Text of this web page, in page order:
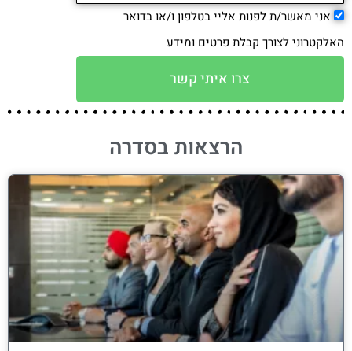
אני מאשר/ת לפנות אליי בטלפון ו/או בדואר
האלקטרוני לצורך קבלת פרטים ומידע
צרו איתי קשר
הרצאות בסדרה